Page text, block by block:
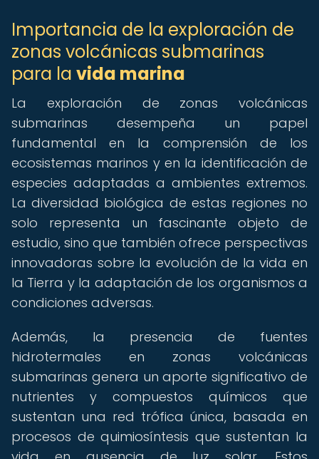
Importancia de la exploración de
zonas volcánicas submarinas
para la vida marina
La exploración de zonas volcánicas
submarinas desempeña un papel
fundamental en la comprensión de los
ecosistemas marinos y en la identificación de
especies adaptadas a ambientes extremos.
La diversidad biológica de estas regiones no
solo representa un fascinante objeto de
estudio, sino que también ofrece perspectivas
innovadoras sobre la evolución de la vida en
la Tierra y la adaptación de los organismos a
condiciones adversas.
Además, la presencia de fuentes
hidrotermales en zonas volcánicas
submarinas genera un aporte significativo de
nutrientes y compuestos químicos que
sustentan una red trófica única, basada en
procesos de quimiosíntesis que sustentan la